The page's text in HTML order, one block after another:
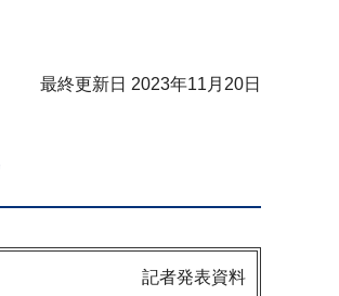
最終更新日 2023年11月20日
記者発表資料